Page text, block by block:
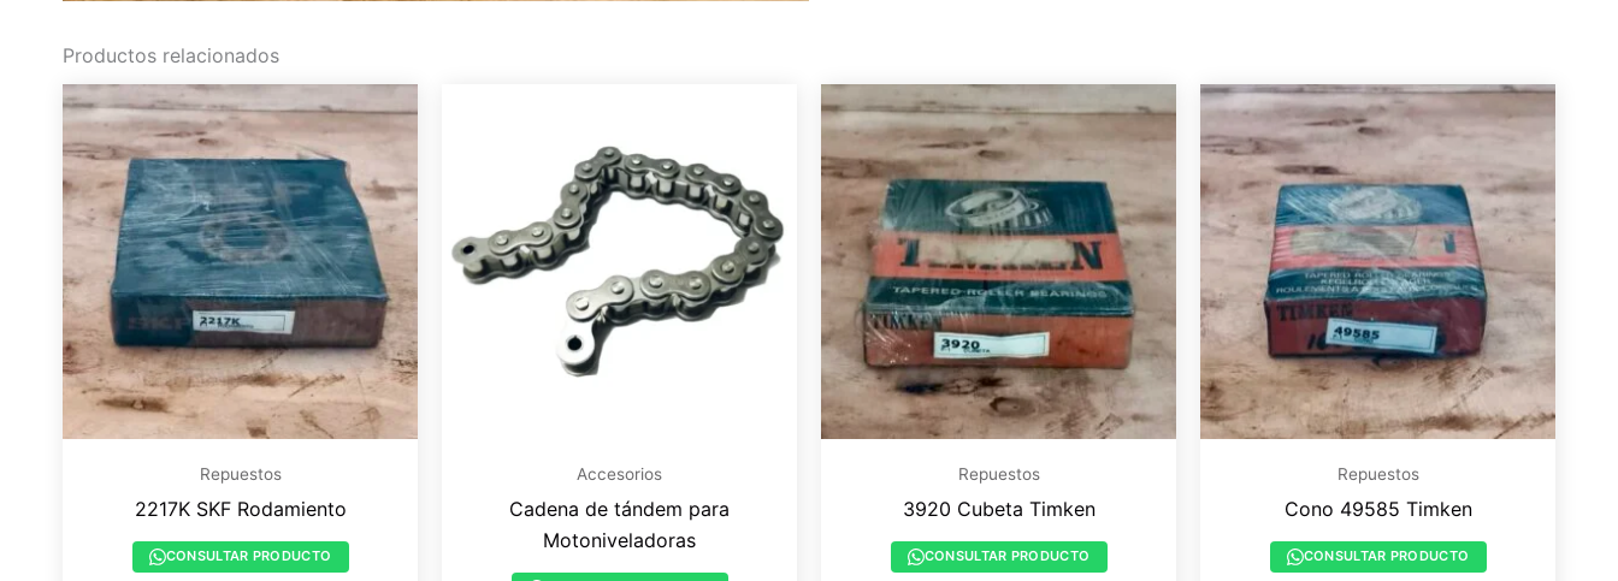
Productos relacionados
Repuestos
2217K SKF Rodamiento
CONSULTAR PRODUCTO
Accesorios
Cadena de tándem para
Motoniveladoras
Repuestos
3920 Cubeta Timken
CONSULTAR PRODUCTO
Repuestos
Cono 49585 Timken
CONSULTAR PRODUCTO